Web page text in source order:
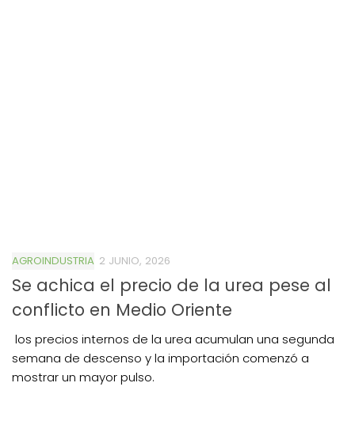
AGROINDUSTRIA 2 JUNIO, 2026
Se achica el precio de la urea pese al
conflicto en Medio Oriente
los precios internos de la urea acumulan una segunda
semana de descenso y la importación comenzó a
mostrar un mayor pulso.